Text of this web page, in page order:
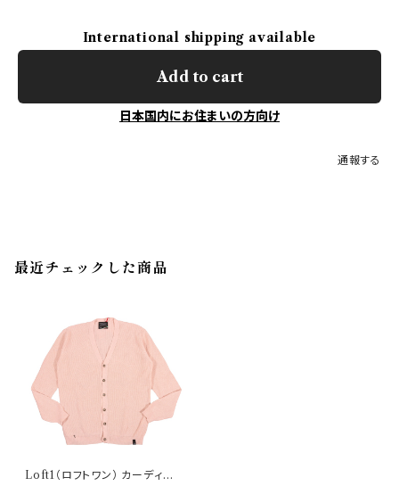
International shipping available
Add to cart
日本国内にお住まいの方向け
通報する
最近チェックした商品
Loft1（ロフトワン） カーディガ